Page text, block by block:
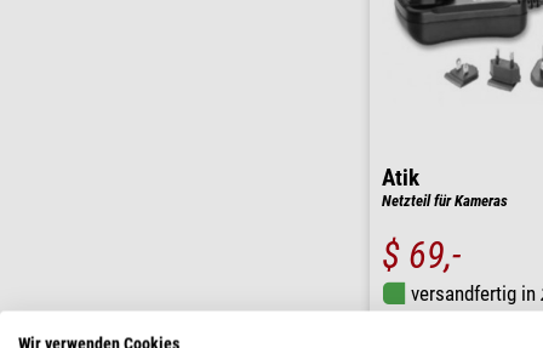
Atik
Netzteil für Kameras
$ 69,-
versandfertig in
Wir verwenden Cookies